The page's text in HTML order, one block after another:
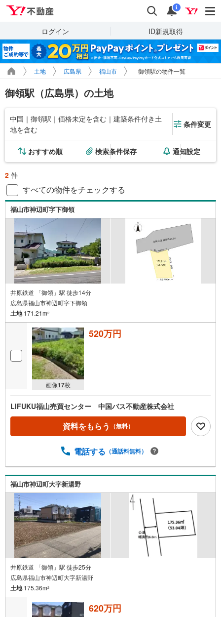
検索 通知
i
ログイン ID新規取得
土地 広島県 福山市 御領駅の物件一覧
御領駅（広島県）の土地
中国｜御領駅｜価格未定を含む｜建築条件付き土
地を含む
条件変更
おすすめ順 検索条件保存 通知設定
2 件
すべての物件をチェックする
福山市神辺町字下御領
井原鉄道 「御領」駅 徒歩14分
広島県福山市神辺町字下御領
土地171.21m2
画像17枚
520万円
LIFUKU福山売買センター 中国バス不動産株式会社
資料をもらう （無料）
電話する （通話料無料）
福山市神辺町大字新湯野
井原鉄道 「御領」駅 徒歩25分
広島県福山市神辺町大字新湯野
土地175.36m2
620万円